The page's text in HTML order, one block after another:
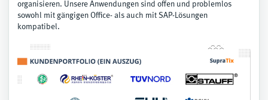
organisieren. Unsere Anwendungen sind offen und problemlos
sowohl mit gängigen Office- als auch mit SAP-Lösungen
kompatibel.